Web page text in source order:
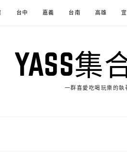
台中 嘉義 台南 高雄
YASS集
一群喜愛吃喝玩樂的執